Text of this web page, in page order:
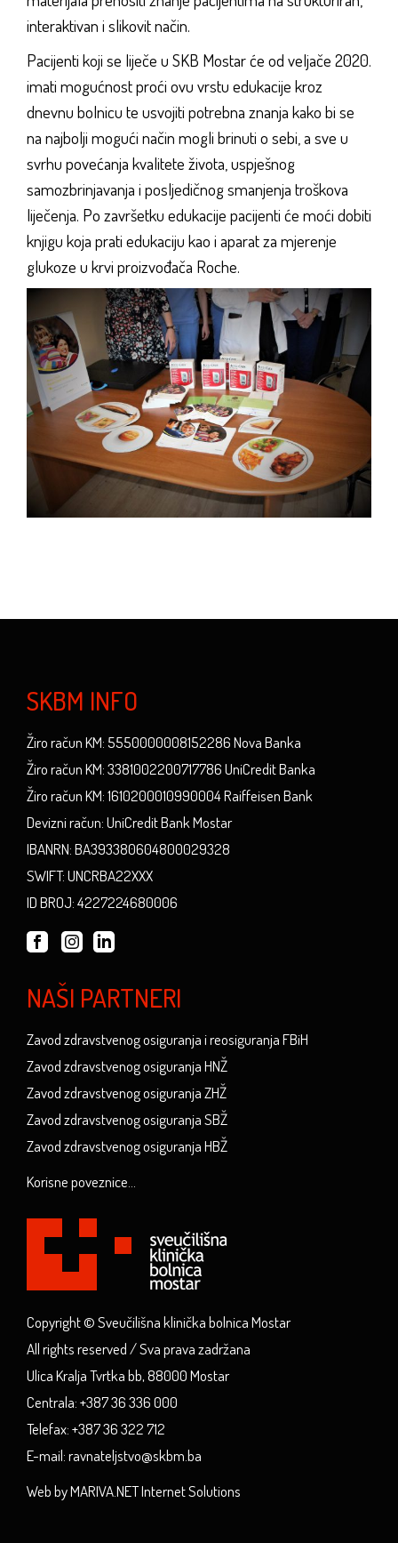
interaktivan i slikovit način.
Pacijenti koji se liječe u SKB Mostar će od veljače 2020.
imati mogućnost proći ovu vrstu edukacije kroz
dnevnu bolnicu te usvojiti potrebna znanja kako bi se
na najbolji mogući način mogli brinuti o sebi, a sve u
svrhu povećanja kvalitete života, uspješnog
samozbrinjavanja i posljedičnog smanjenja troškova
liječenja. Po završetku edukacije pacijenti će moći dobiti
knjigu koja prati edukaciju kao i aparat za mjerenje
glukoze u krvi proizvođača Roche.
SKBM INFO
Žiro račun KM: 5550000008152286 Nova Banka
Žiro račun KM: 3381002200717786 UniCredit Banka
Žiro račun KM: 1610200010990004 Raiffeisen Bank
Devizni račun: UniCredit Bank Mostar
IBANRN: BA393380604800029328
SWIFT: UNCRBA22XXX
ID BROJ: 4227224680006
NAŠI PARTNERI
Zavod zdravstvenog osiguranja i reosiguranja FBiH
Zavod zdravstvenog osiguranja HNŽ
Zavod zdravstvenog osiguranja ZHŽ
Zavod zdravstvenog osiguranja SBŽ
Zavod zdravstvenog osiguranja HBŽ
Korisne poveznice...
Copyright © Sveučilišna klinička bolnica Mostar
All rights reserved / Sva prava zadržana
Ulica Kralja Tvrtka bb, 88000 Mostar
Centrala: +387 36 336 000
Telefax: +387 36 322 712
E-mail: ravnateljstvo@skbm.ba
Web by MARIVA.NET Internet Solutions